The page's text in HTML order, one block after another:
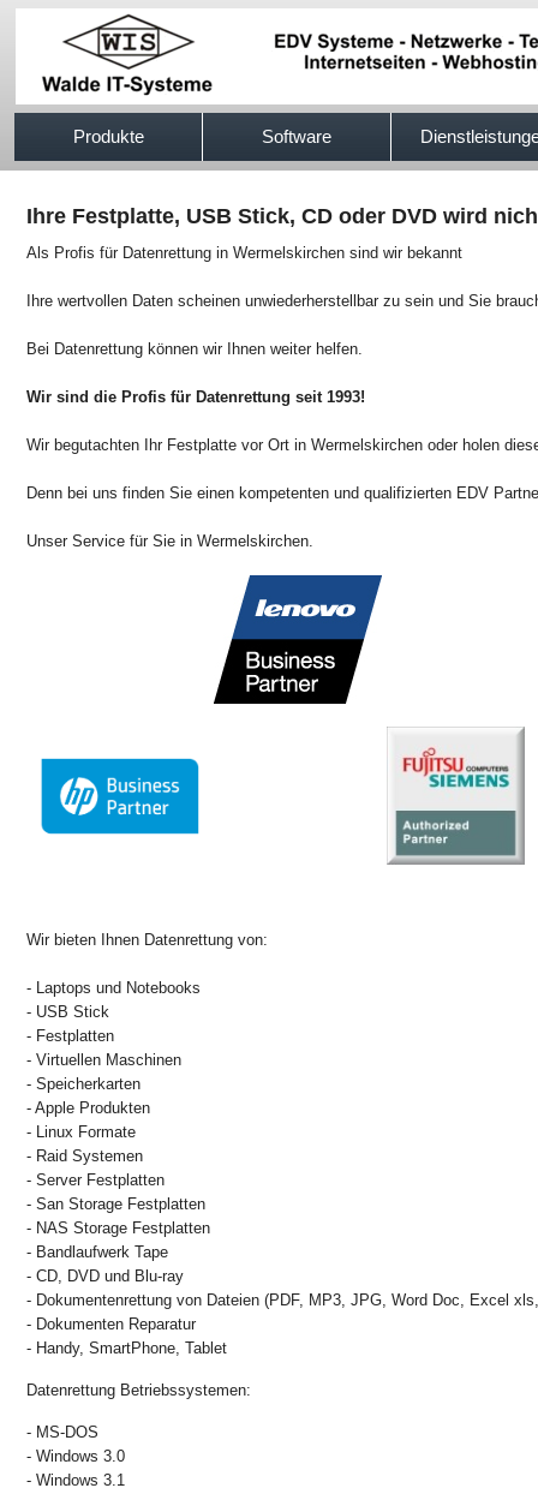
Produkte Software
Ihre Festplatte, USB Stick, CD oder DVD wird
Als Profis für Datenrettung in Wermelskirchen sind wir bekannt
Ihre wertvollen Daten scheinen unwiederherstellbar zu sein und Sie
Bei Datenrettung können wir Ihnen weiter helfen.
Wir sind die Profis für Datenrettung seit 1993!
Wir begutachten Ihr Festplatte vor Ort in Wermelskirchen oder holen
Denn bei uns finden Sie einen kompetenten und qualifizierten EDV
Unser Service für Sie in Wermelskirchen.
Wir bieten Ihnen Datenrettung von:
- Laptops und Notebooks
- USB Stick
- Festplatten
- Virtuellen Maschinen
- Speicherkarten
- Apple Produkten
- Linux Formate
- Raid Systemen
- Server Festplatten
- San Storage Festplatten
- NAS Storage Festplatten
- Bandlaufwerk Tape
- CD, DVD und Blu-ray
- Dokumentenrettung von Dateien (PDF, MP3, JPG, Word Doc, Excel
- Dokumenten Reparatur
- Handy, SmartPhone, Tablet
Datenrettung Betriebssystemen:
- MS-DOS
- Windows 3.0
- Windows 3.1